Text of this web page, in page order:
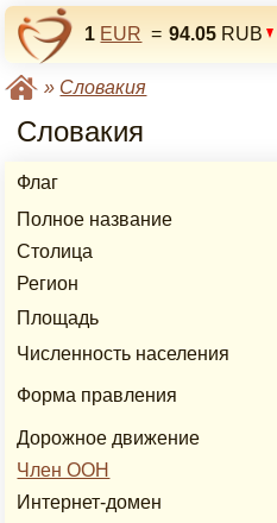
1 EUR = 94.05 RUB
» Словакия
Словакия
Флаг
Полное название
Столица
Регион
Площадь
Численность населения
Форма правления
Дорожное движение
Член ООН
Интернет-домен